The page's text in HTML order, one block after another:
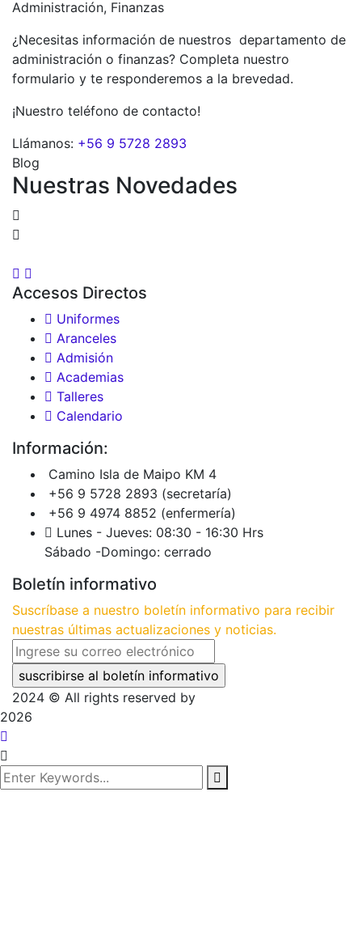
Administración, Finanzas
¿Necesitas información de nuestros departamento de
administración o finanzas? Completa nuestro
formulario y te responderemos a la brevedad.
¡Nuestro teléfono de contacto!
Llámanos: +56 9 5728 2893
Blog
Nuestras Novedades
Accesos Directos
Uniformes
Aranceles
Admisión
Academias
Talleres
Calendario
Información:
Camino Isla de Maipo KM 4
+56 9 5728 2893 (secretaría)
+56 9 4974 8852 (enfermería)
Lunes - Jueves: 08:30 - 16:30 Hrs
Sábado -Domingo: cerrado
Boletín informativo
Suscríbase a nuestro boletín informativo para recibir
nuestras últimas actualizaciones y noticias.
2024 © All rights reserved by
2026